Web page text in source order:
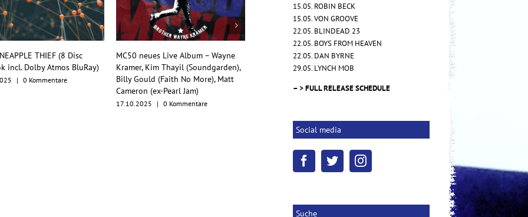
MC50 neues Live Album – Wayne
Kramer, Kim Thayil (Soundgarden),
Billy Gould (Faith No More), Matt
TesseracT begeistern mit
Konzertfilm und O.S.T. als
Multiformat-Release
17.10.2025 |
NOVEMBRE – "Words of Indigo"
17.10.2025 0 Kommentare
15.05. ROBIN BECK
15.05. VON GROOVE
22.05. BLINDEAD 23
22.05. BOYS FROM HEAVEN
22.05. DAN BYRNE
29.05. LYNCH MOB
– > FULL RELEASE SCHEDULE
Social media
Suche